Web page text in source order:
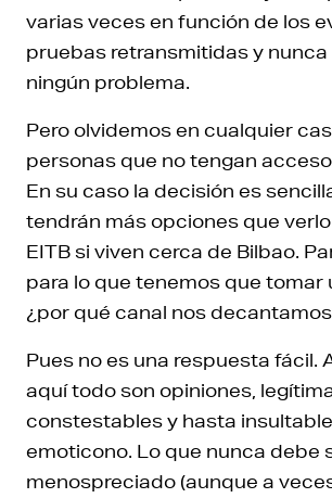
varias veces en función de los
pruebas retransmitidas y
ningún problema.
Pero olvidemos en cualquier
personas que no tengan
En su caso la decisión es
tendrán más opciones que verlo
EITB si viven cerca de Bilbao.
para lo que tenemos que tomar
¿por qué canal nos
Pues no es una respuesta fácil.
aquí todo son opiniones,
constestables y hasta
emoticono. Lo que nunca debe
menospreciado (aunque a